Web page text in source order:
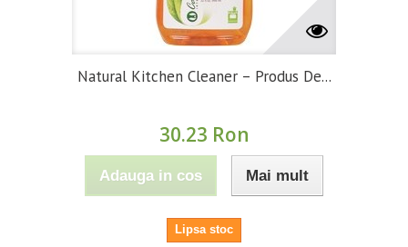
Natural Kitchen Cleaner – Produs De...
30.23 Ron
Adauga in cos Mai mult
Lipsa stoc